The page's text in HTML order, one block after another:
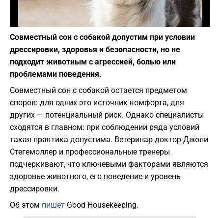
Фото: Pauline Loroy / Unsplash
Совместный сон с собакой допустим при условии
дрессировки, здоровья и безопасности, но не
подходит животным с агрессией, болью или
проблемами поведения.
Совместный сон с собакой остается предметом
споров: для одних это источник комфорта, для
других — потенциальный риск. Однако специалисты
сходятся в главном: при соблюдении ряда условий
такая практика допустима. Ветеринар доктор Джоли
Стегемоллер и профессиональные тренеры
подчеркивают, что ключевыми факторами являются
здоровье животного, его поведение и уровень
дрессировки.
Об этом пишет Good Housekeeping.